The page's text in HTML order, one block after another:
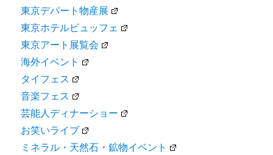
東京デパート物産展
東京ホテルビュッフェ
東京アート展覧会
海外イベント
タイフェス
音楽フェス
芸能人ディナーショー
お笑いライブ
ミネラル・天然石・鉱物イベント